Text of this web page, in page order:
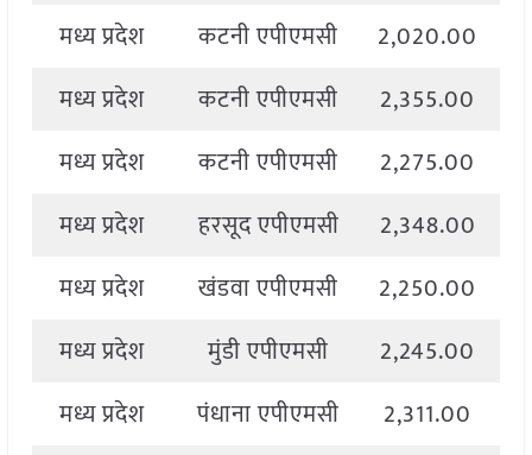
मध्य प्रदेश कटनी एपीएमसी 2,020.00
मध्य प्रदेश
कटनी एपीएमसी 2,355.00
मध्य प्रदेश
कटनी एपीएमसी 2,275.00
मध्य प्रदेश
हरसूद एपीएमसी 2,348.00
मध्य प्रदेश
खंडवा एपीएमसी 2,250.00
मध्य प्रदेश
मुंडी एपीएमसी 2,245.00
मध्य प्रदेश
पंधाना एपीएमसी 2,311.00